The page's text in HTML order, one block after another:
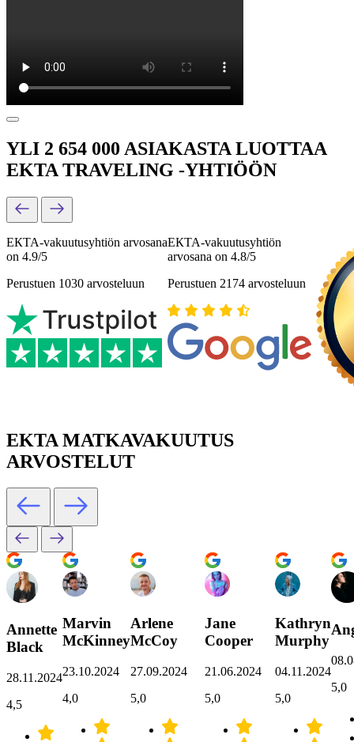
YLI 2 654 000 ASIAKASTA LUOTTAA
EKTA TRAVELING -YHTIÖÖN
ЕКТА-vakuutusyhtiön arvosana
on 4.9/5
Perustuen 1030 arvosteluun
ЕКТА-vakuutusyhtiön
arvosana on 4.8/5
Perustuen 2174 arvosteluun
EKTA MATKAVAKUUTUS
ARVOSTELUT
Annette
Black
28.11.2024
4,5
Marvin
McKinney
23.10.2024
4,0
Arlene
McCoy
27.09.2024
5,0
Jane
Cooper
21.06.2024
5,0
Kathryn
Murphy
04.11.2024
5,0
5,0